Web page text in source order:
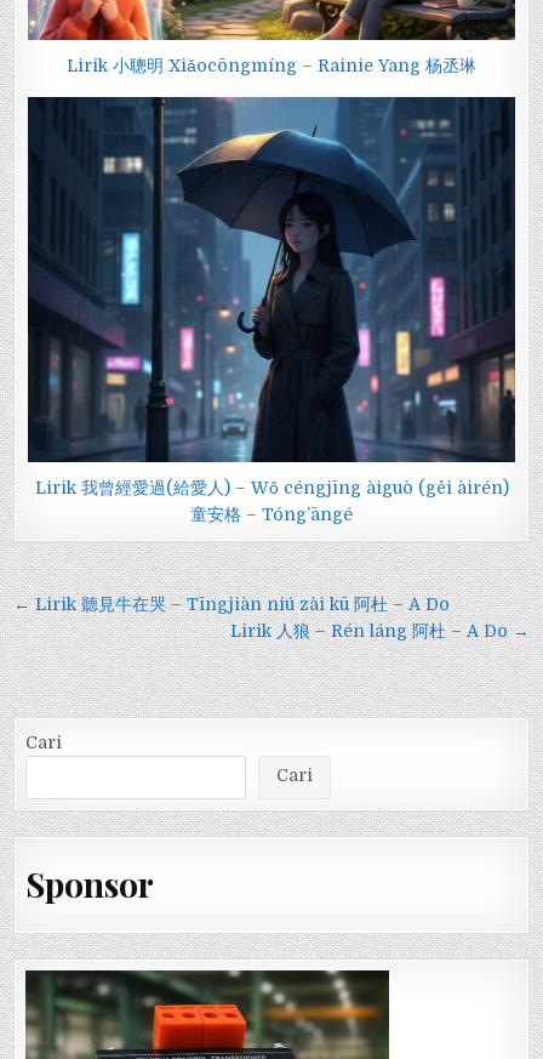
Lirik 小聰明 Xiǎocōngmíng – Rainie Yang 杨丞琳
Lirik 我曾經愛過(給愛人) – Wǒ céngjīng àiguò (gěi àirén)
童安格 – Tóng’āngé
Navigasi
pos
← Lirik 聽見牛在哭 – Tīngjiàn niú zài kū 阿杜 – A Do
Lirik 人狼 – Rén láng 阿杜 – A Do →
Cari
Cari
Sponsor